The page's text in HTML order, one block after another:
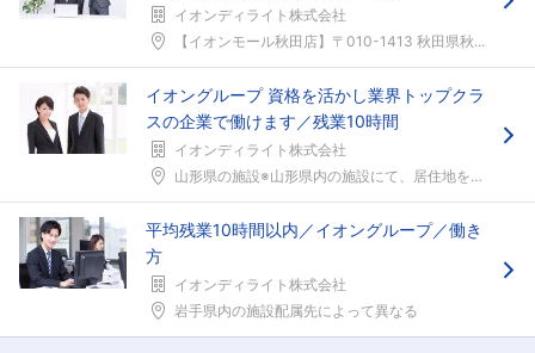
イオンディライト株式会社
【イオンモール秋田店】〒010-1413 秋田県秋...
イオングループ 資格を活かし業界トップクラ
スの企業で働けます／残業10時間
イオンディライト株式会社
山形県の施設※山形県内の施設にて、居住地を考慮して...
平均残業10時間以内／イオングループ／働き
方
イオンディライト株式会社
岩手県内の施設配属先によって異なる